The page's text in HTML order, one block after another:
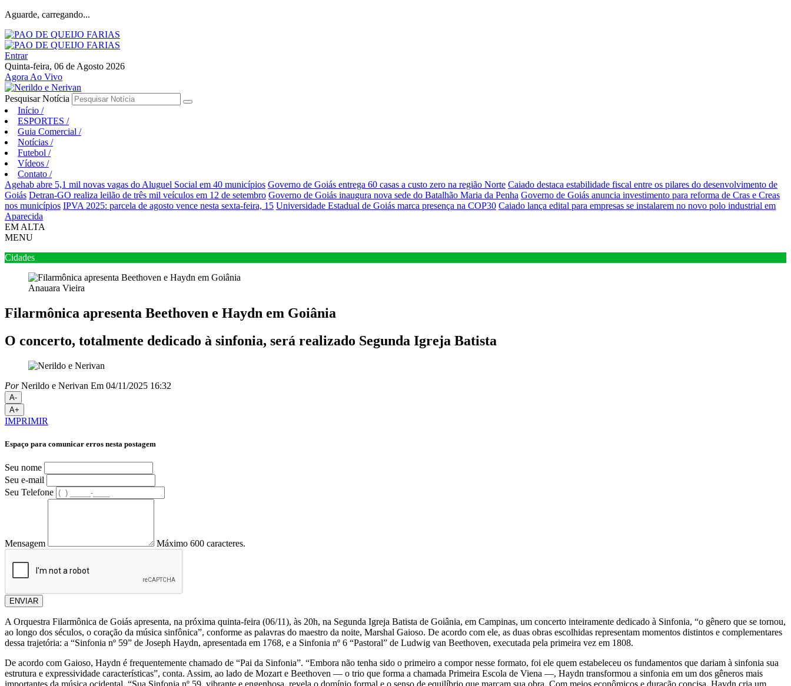
Aguarde, carregando...
Entrar
Quinta-feira, 06 de Agosto 2026
Agora Ao Vivo
Pesquisar Notícia
Início /
ESPORTES /
Guia Comercial /
Notícias /
Futebol /
Vídeos /
Contato /
Agehab abre 5,1 mil novas vagas do Aluguel Social em 40 municípios Governo de Goiás entrega 60 casas a custo zero na região Norte Caiado destaca estabilidade fiscal entre os pilares do desenvolvimento de
Goiás Detran-GO realiza leilão de três mil veículos em 12 de setembro Governo de Goiás inaugura nova sede do Batalhão Maria da Penha Governo de Goiás anuncia investimento para reforma de Cras e Creas
nos municípios IPVA 2025: parcela de agosto vence nesta sexta-feira, 15 Universidade Estadual de Goiás marca presença na COP30 Caiado lança edital para empresas se instalarem no novo polo industrial em
Aparecida
EM ALTA
MENU
Cidades
Anauara Vieira
Filarmônica apresenta Beethoven e Haydn em Goiânia
O concerto, totalmente dedicado à sinfonia, será realizado Segunda Igreja Batista
PorNerildo e Nerivan Em 04/11/2025 16:32
A-
A+
IMPRIMIR
Espaço para comunicar erros nesta postagem
Seu nome
Seu e-mail
Seu Telefone
Mensagem Máximo 600 caracteres.
ENVIAR
A Orquestra Filarmônica de Goiás apresenta, na próxima quinta-feira (06/11), às 20h, na Segunda Igreja Batista de Goiânia, em Campinas, um concerto inteiramente dedicado à Sinfonia, “o gênero que se tornou,
ao longo dos séculos, o coração da música sinfônica”, conforme as palavras do maestro da noite, Marshal Gaioso. De acordo com ele, as duas obras escolhidas representam momentos distintos e complementares
dessa trajetória: a “Sinfonia nº 59” de Joseph Haydn, apresentada em 1768, e a Sinfonia nº 6 “Pastoral” de Ludwig van Beethoven, executada pela primeira vez em 1808.
De acordo com Gaioso, Haydn é frequentemente chamado de “Pai da Sinfonia”. “Embora não tenha sido o primeiro a compor nesse formato, foi ele quem estabeleceu os fundamentos que dariam à sinfonia sua
estrutura e expressividade características”, conta. Assim, ao lado de Mozart e Beethoven — o trio que forma a chamada Primeira Escola de Viena —, Haydn transformou a sinfonia em um dos gêneros mais
importantes da música ocidental. “Sua Sinfonia nº 59, vibrante e engenhosa, revela o domínio formal e o senso de equilíbrio que marcam sua obra. Com meios econômicos e duração concisa, Haydn cria um